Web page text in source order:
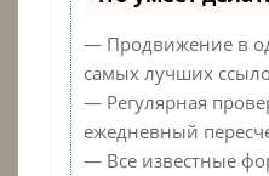
— Продвижение в
самых лучших
— Регулярная
ежедневный
— Все известные